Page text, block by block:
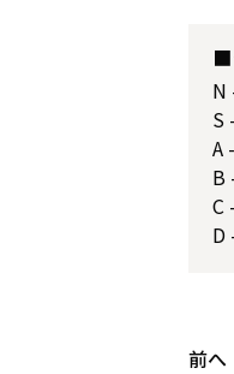
■
N
S
A
B
C
D
前へ